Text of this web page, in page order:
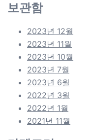
보관함
2023년 12월
2023년 11월
2023년 10월
2023년 7월
2023년 6월
2022년 3월
2022년 1월
2021년 11월